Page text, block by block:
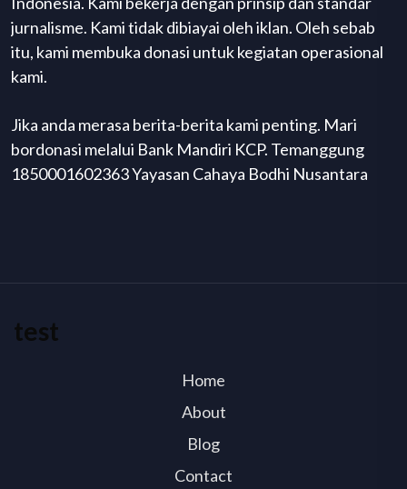
jurnalisme. Kami tidak dibiayai oleh iklan. Oleh sebab
itu, kami membuka donasi untuk kegiatan operasional
kami.
Jika anda merasa berita-berita kami penting. Mari
bordonasi melalui Bank Mandiri KCP. Temanggung
1850001602363 Yayasan Cahaya Bodhi Nusantara
test
Home
About
Blog
Contact